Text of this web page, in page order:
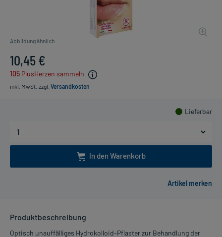
Abbildung ähnlich
10,45 €
105 PlusHerzen sammeln
inkl. MwSt. zzgl. Versandkosten
Lieferbar
In den Warenkorb
Produktbeschreibung
Optisch unauffälliges Hydrokolloid-Pflaster zur Behandlung der